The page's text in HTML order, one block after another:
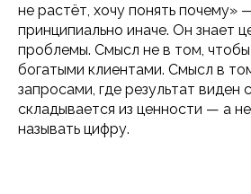
не растёт, хочу понять почему»
принципиально иначе. Он знает
проблемы. Смысл не в том, чтобы
богатыми клиентами. Смысл в
запросами, где результат виден
складывается из ценности — а
называть цифру.